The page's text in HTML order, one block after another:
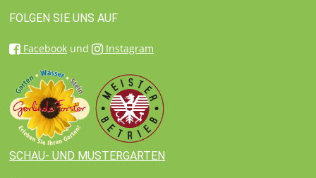
FOLGEN SIE UNS AUF
Facebook und Instagram
SCHAU- UND MUSTERGARTEN